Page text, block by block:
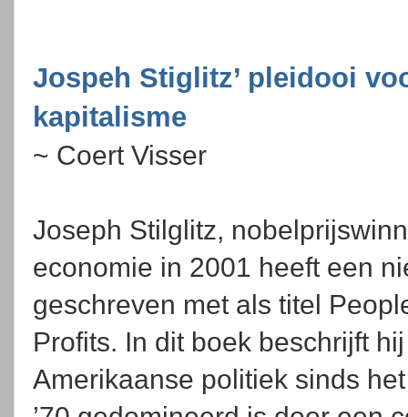
Jospeh Stiglitz’ pleidooi
kapitalisme
~ Coert Visser
Joseph Stilglitz,
economie in 2001 heeft een
geschreven met als titel
Profits. In dit boek beschrijft
Amerikaanse politiek sinds